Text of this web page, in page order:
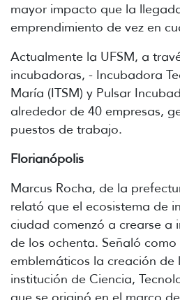
mayor impacto que la
emprendimiento de vez en
Actualmente la UFSM, a
incubadoras, - Incubadora
María (ITSM) y Pulsar
alrededor de 40 empresas,
puestos de trabajo.
Florianópolis
Marcus Rocha, de la
relató que el ecosistema de
ciudad comenzó a crearse a
de los ochenta. Señaló
emblemáticos la creación de
institución de Ciencia,